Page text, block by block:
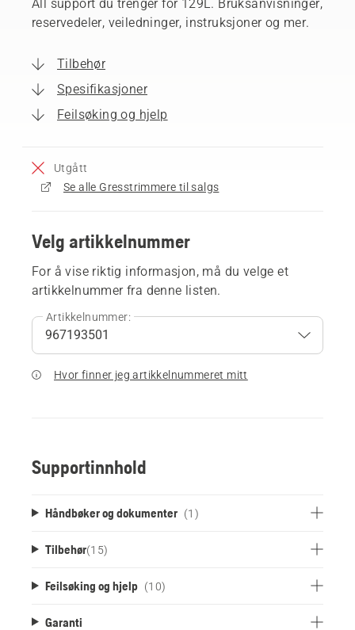
All support du trenger for 129L. Bruksanvisninger,
reservedeler, veiledninger, instruksjoner og mer.
Tilbehør
Spesifikasjoner
Feilsøking og hjelp
Utgått
Se alle Gresstrimmere til salgs
Velg artikkelnummer
For å vise riktig informasjon, må du velge et
artikkelnummer fra denne listen.
Artikkelnummer:
Hvor finner jeg artikkelnummeret mitt
Supportinnhold
Håndbøker og dokumenter (1)
Tilbehør(15)
Feilsøking og hjelp (10)
Garanti